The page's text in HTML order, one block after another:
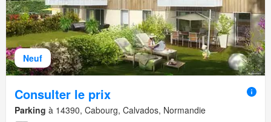
Neuf
Consulter le prix
Parking à 14390, Cabourg, Calvados, Normandie